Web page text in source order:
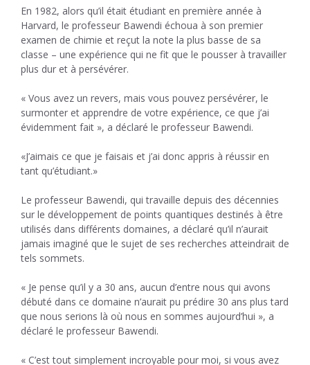
En 1982, alors qu’il était étudiant en première année à
Harvard, le professeur Bawendi échoua à son premier
examen de chimie et reçut la note la plus basse de sa
classe – une expérience qui ne fit que le pousser à travailler
plus dur et à persévérer.
« Vous avez un revers, mais vous pouvez persévérer, le
surmonter et apprendre de votre expérience, ce que j’ai
évidemment fait », a déclaré le professeur Bawendi.
«J’aimais ce que je faisais et j’ai donc appris à réussir en
tant qu’étudiant.»
Le professeur Bawendi, qui travaille depuis des décennies
sur le développement de points quantiques destinés à être
utilisés dans différents domaines, a déclaré qu’il n’aurait
jamais imaginé que le sujet de ses recherches atteindrait de
tels sommets.
« Je pense qu’il y a 30 ans, aucun d’entre nous qui avons
débuté dans ce domaine n’aurait pu prédire 30 ans plus tard
que nous serions là où nous en sommes aujourd’hui », a
déclaré le professeur Bawendi.
« C’est tout simplement incroyable pour moi, si vous avez